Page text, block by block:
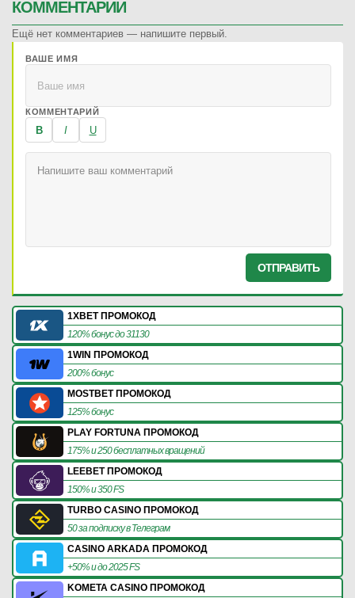
КОММЕНТАРИИ
Ещё нет комментариев — напишите первый.
ВАШЕ ИМЯ
КОММЕНТАРИЙ
B I U
ОТПРАВИТЬ
1XBET ПРОМОКОД
120% бонус до 31130
1WIN ПРОМОКОД
200% бонус
MOSTBET ПРОМОКОД
125% бонус
PLAY FORTUNA ПРОМОКОД
175% и 250 бесплатных вращений
LEEBET ПРОМОКОД
150% и 350 FS
TURBO CASINO ПРОМОКОД
50 за подписку в Телеграм
CASINO ARKADA ПРОМОКОД
+50% и до 2025 FS
KOMETA CASINO ПРОМОКОД